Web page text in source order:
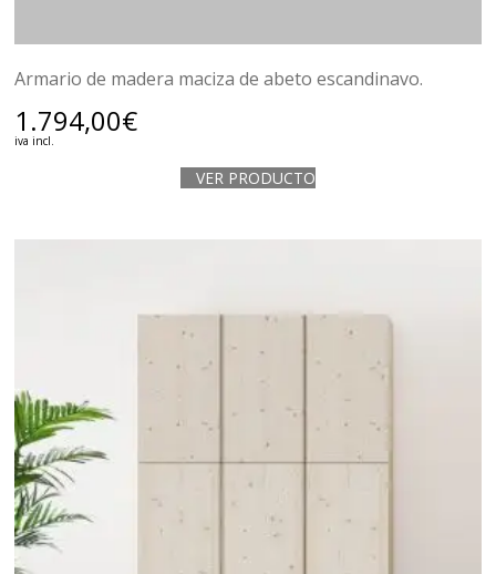
Armario de madera maciza de abeto escandinavo.
1.794,00€
iva incl.
VER PRODUCTO